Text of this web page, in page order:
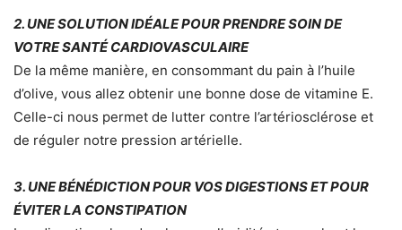
2. UNE SOLUTION IDÉALE POUR PRENDRE SOIN DE
VOTRE SANTÉ CARDIOVASCULAIRE
De la même manière, en consommant du pain à l’huile
d’olive, vous allez obtenir une bonne dose de vitamine E.
Celle-ci nous permet de lutter contre l’artériosclérose et
de réguler notre pression artérielle.
3. UNE BÉNÉDICTION POUR VOS DIGESTIONS ET POUR
ÉVITER LA CONSTIPATION